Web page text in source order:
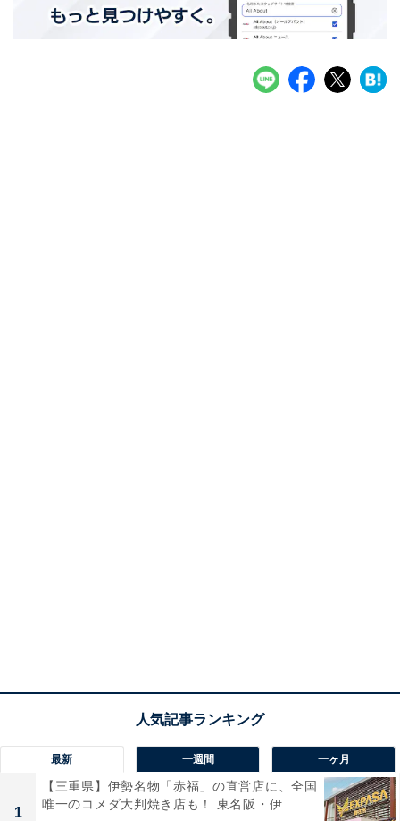
最新 一週間 一ヶ月
1
【三重県】伊勢名物「赤福」の直営店に、全国
唯一のコメダ大判焼き店も！ 東名阪・伊...